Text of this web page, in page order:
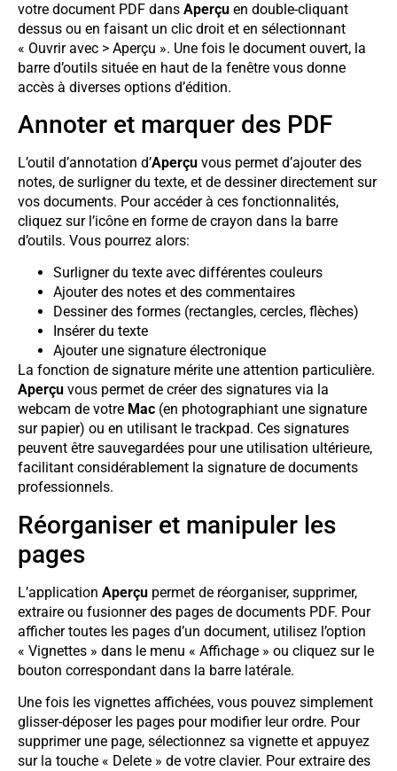
votre document PDF dans Aperçu en double-cliquant
dessus ou en faisant un clic droit et en sélectionnant
« Ouvrir avec > Aperçu ». Une fois le document ouvert, la
barre d’outils située en haut de la fenêtre vous donne
accès à diverses options d’édition.
Annoter et marquer des PDF
L’outil d’annotation d’Aperçu vous permet d’ajouter des
notes, de surligner du texte, et de dessiner directement sur
vos documents. Pour accéder à ces fonctionnalités,
cliquez sur l’icône en forme de crayon dans la barre
d’outils. Vous pourrez alors:
Surligner du texte avec différentes couleurs
Ajouter des notes et des commentaires
Dessiner des formes (rectangles, cercles, flèches)
Insérer du texte
Ajouter une signature électronique
La fonction de signature mérite une attention particulière.
Aperçu vous permet de créer des signatures via la
webcam de votre Mac (en photographiant une signature
sur papier) ou en utilisant le trackpad. Ces signatures
peuvent être sauvegardées pour une utilisation ultérieure,
facilitant considérablement la signature de documents
professionnels.
Réorganiser et manipuler les
pages
L’application Aperçu permet de réorganiser, supprimer,
extraire ou fusionner des pages de documents PDF. Pour
afficher toutes les pages d’un document, utilisez l’option
« Vignettes » dans le menu « Affichage » ou cliquez sur le
bouton correspondant dans la barre latérale.
Une fois les vignettes affichées, vous pouvez simplement
glisser-déposer les pages pour modifier leur ordre. Pour
supprimer une page, sélectionnez sa vignette et appuyez
sur la touche « Delete » de votre clavier. Pour extraire des